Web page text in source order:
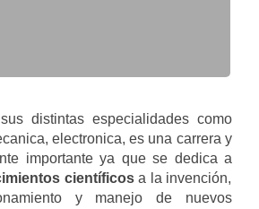
distintas especialidades como
electronica, es una carrera y
importante ya que se dedica a
científicosa la invención,
y manejo de nuevos